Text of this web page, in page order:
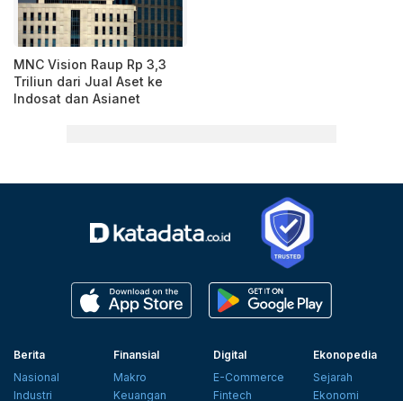
MNC Vision Raup Rp 3,3
Triliun dari Jual Aset ke
Indosat dan Asianet
Berita
Nasional
Industri
Finansial
Makro
Keuangan
Digital
E-Commerce
Fintech
Ekonopedia
Sejarah
Ekonomi